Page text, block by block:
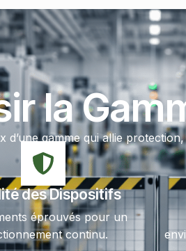
la
d’une gamme qui allie
des Dispositifs
éprouvés pour un
continu.